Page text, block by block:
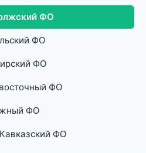
ФО
ФО
ФО
ФО
ФО
ФО